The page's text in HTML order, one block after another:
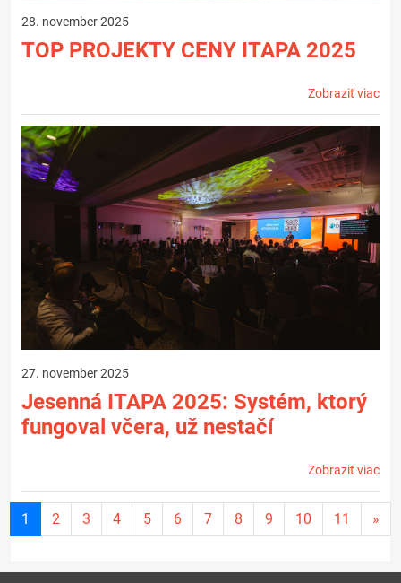
28. november 2025
TOP PROJEKTY CENY ITAPA 2025
Zobraziť viac
27. november 2025
Jesenná ITAPA 2025: Systém, ktorý
fungoval včera, už nestačí
Zobraziť viac
1
Aktuálna
stránka
2 3 4 5 6 7 8 9 10 11 »